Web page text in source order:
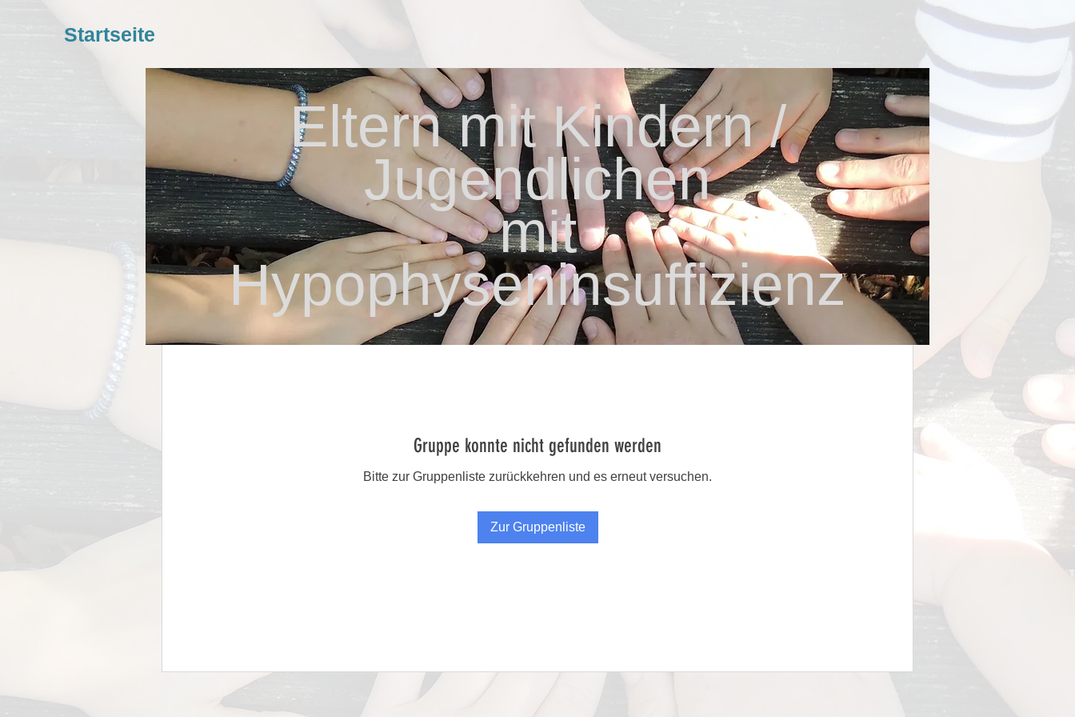
Startseite
Gruppe konnte nicht gefunden werden
Bitte zur Gruppenliste zurückkehren und es erneut versuchen.
Zur Gruppenliste
Eltern mit Kindern /
Jugendlichen
mit
Hypophyseninsuffizienz